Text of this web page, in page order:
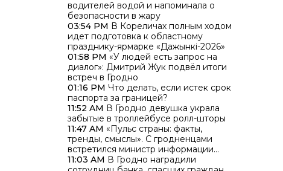
водителей водой и напоминала о
безопасности в жару
03:54 PM В Кореличах полным ходом
идет подготовка к областному
празднику-ярмарке «Дажынкі-2026»
01:58 PM «У людей есть запрос на
диалог»: Дмитрий Жук подвёл итоги
встреч в Гродно
01:16 PM Что делать, если истек срок
паспорта за границей?
11:52 AM В Гродно девушка украла
забытые в троллейбусе ролл-шторы
11:47 AM «Пульс страны: факты,
тренды, смыслы». С гродненцами
встретился министр информации
Дмитрий Жук
11:03 AM В Гродно наградили